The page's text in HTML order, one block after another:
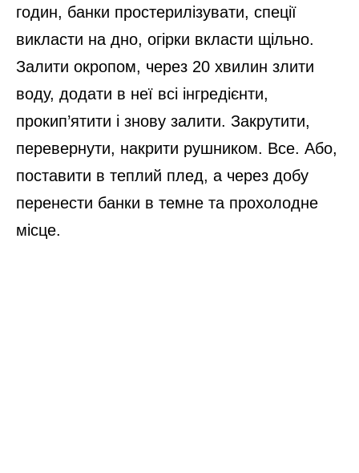
годин, банки простерилізувати, спеції
викласти на дно, огірки вкласти щільно.
Залити окропом, через 20 хвилин злити
воду, додати в неї всі інгредієнти,
прокип’ятити і знову залити. Закрутити,
перевернути, накрити рушником. Все. Або,
поставити в теплий плед, а через добу
перенести банки в темне та прохолодне
місце.